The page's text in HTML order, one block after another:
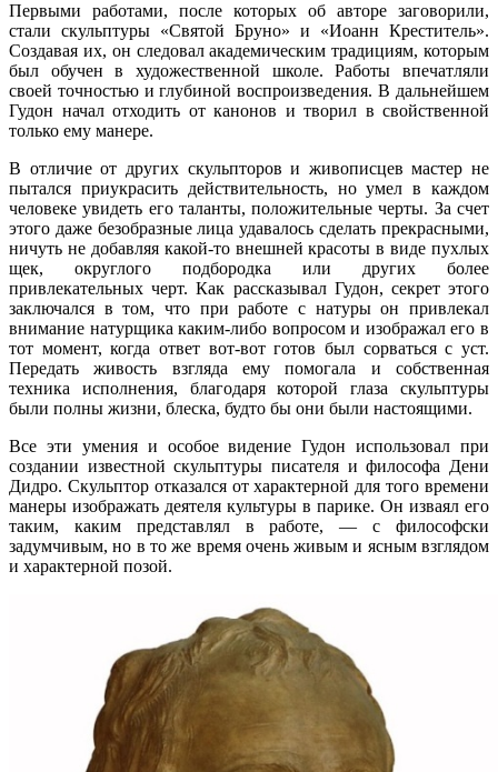
Первыми работами, после которых об авторе заговорили,
стали скульптуры «Святой Бруно» и «Иоанн Креститель».
Создавая их, он следовал академическим традициям, которым
был обучен в художественной школе. Работы впечатляли
своей точностью и глубиной воспроизведения. В дальнейшем
Гудон начал отходить от канонов и творил в свойственной
только ему манере.
В отличие от других скульпторов и живописцев мастер не
пытался приукрасить действительность, но умел в каждом
человеке увидеть его таланты, положительные черты. За счет
этого даже безобразные лица удавалось сделать прекрасными,
ничуть не добавляя какой-то внешней красоты в виде пухлых
щек, округлого подбородка или других более
привлекательных черт. Как рассказывал Гудон, секрет этого
заключался в том, что при работе с натуры он привлекал
внимание натурщика каким-либо вопросом и изображал его в
тот момент, когда ответ вот-вот готов был сорваться с уст.
Передать живость взгляда ему помогала и собственная
техника исполнения, благодаря которой глаза скульптуры
были полны жизни, блеска, будто бы они были настоящими.
Все эти умения и особое видение Гудон использовал при
создании известной скульптуры писателя и философа Дени
Дидро. Скульптор отказался от характерной для того времени
манеры изображать деятеля культуры в парике. Он изваял его
таким, каким представлял в работе, — с философски
задумчивым, но в то же время очень живым и ясным взглядом
и характерной позой.